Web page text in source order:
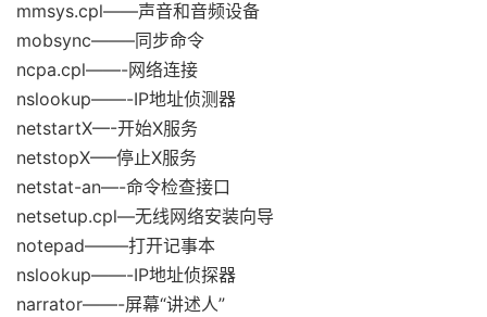
mmsys.cpl——声音和音频设备
mobsync——–同步命令
ncpa.cpl——-网络连接
nslookup——-IP地址侦测器
netstartX—-开始X服务
netstopX—–停止X服务
netstat-an—-命令检查接口
netsetup.cpl—无线网络安装向导
notepad——–打开记事本
nslookup——-IP地址侦探器
narrator——-屏幕“讲述人”